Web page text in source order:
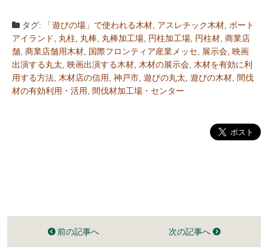
タグ: 「遊びの場」で使われる木材 アスレチック木材 ポート
アイランド
丸柱 丸棒 丸棒加工場 円柱加工場 円柱材 商業店
舗 商業店舗用木材 国際フロンティア産業メッセ 展示会 映画
出演する丸太 映画出演する木材 木材の展示会 木材を有効に利
用する方法 木材店の信用 神戸市 遊びの丸太 遊びの木材 間伐
材の有効利用・活用
間伐材加工場・センター
前の記事へ 次の記事へ